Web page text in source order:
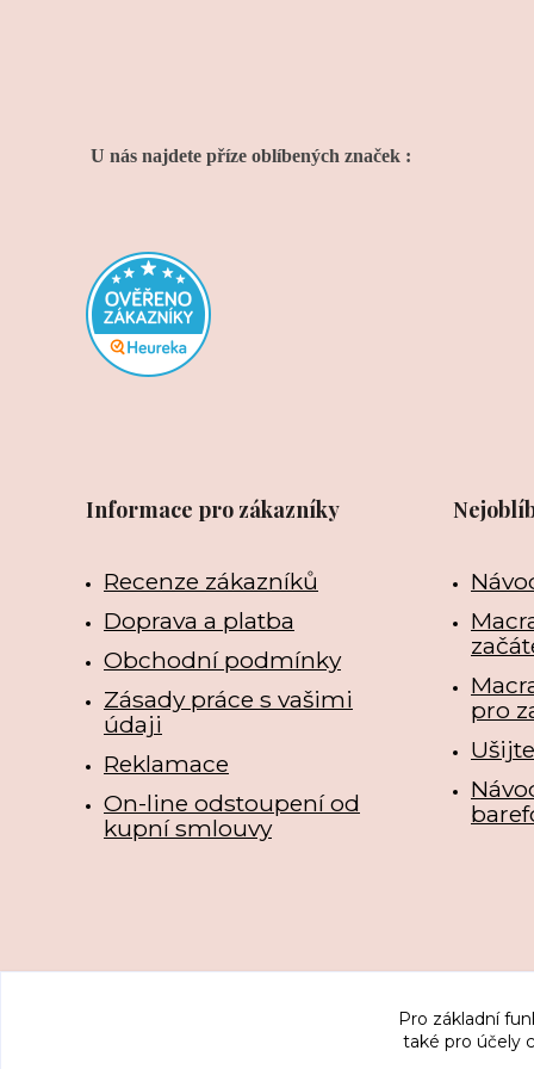
U nás najdete příze oblíbených značek :
Informace pro zákazníky
Recenze zákazníků
Doprava a platba
Obchodní podmínky
Zásady práce s vašimi
údaji
Reklamace
On-line odstoupení od
kupní smlouvy
pro
Pro základní
také pro účely